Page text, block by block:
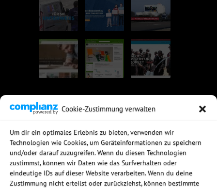
Cookie-Zustimmung verwalten
Um dir ein optimales Erlebnis zu bieten, verwenden wir
Technologien wie Cookies, um Geräteinformationen zu speichern
und/oder darauf zuzugreifen. Wenn du diesen Technologien
zustimmst, können wir Daten wie das Surfverhalten oder
eindeutige IDs auf dieser Website verarbeiten. Wenn du deine
Zustimmung nicht erteilst oder zurückziehst, können bestimmte
Rechtssichere Email-Archivierung
MDaemon Mail- & Groupwareserver
Virtualisierung mit vmWare
Sophos UTM - Mehr als eine Firewall